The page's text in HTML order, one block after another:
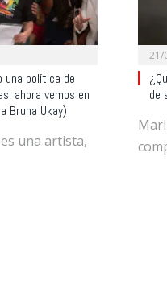
una política de
ahora vemos en
Bruna Ukay)
una artista,
21/
de